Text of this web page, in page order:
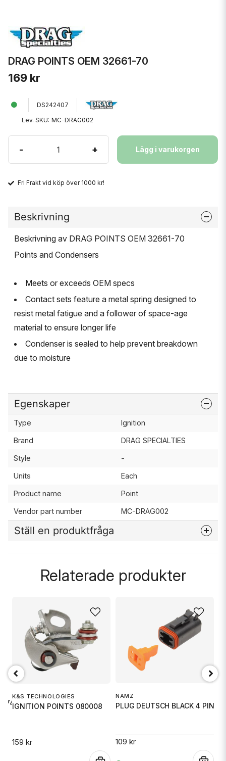
DRAG POINTS OEM 32661-70
169 kr
DS242407
Lev. SKU: MC-DRAG002
- + Lägg i varukorgen
Fri Frakt vid köp över 1000 kr!
Beskrivning
Beskrivning av DRAG POINTS OEM 32661-70
Points and Condensers
Meets or exceeds OEM specs
Contact sets feature a metal spring designed to
resist metal fatigue and a follower of space-age
material to ensure longer life
Condenser is sealed to help prevent breakdown
due to moisture
Egenskaper
Type Ignition
Brand DRAG SPECIALTIES
Style -
Units Each
Product name Point
Vendor part number MC-DRAG002
Ställ en produktfråga
Namn
emailMejladress
Ja, ni får publicera min fråga
Relaterade produkter
74
K&S TECHNOLOGIES
IGNITION POINTS 080008
159 kr
NAMZ
PLUG DEUTSCH BLACK 4 PIN
109 kr